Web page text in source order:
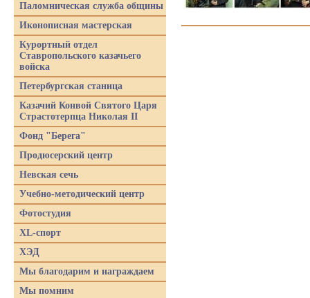
Паломническая служба общины
Иконописная мастерская
Курортный отдел
Ставропольского казачьего
войска
Петербургская станица
Казачий Конвой Святого Царя
Страстотерпца Николая II
Фонд "Берега"
Продюсерский центр
Невская сечь
Учебно-методический центр
Фотостудия
XL-спорт
ХЭД
Мы благодарим и награждаем
Мы помним